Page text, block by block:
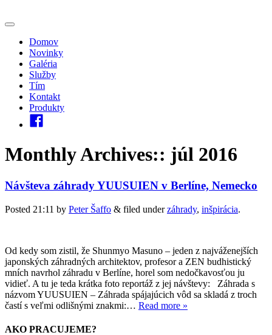
Domov
Novinky
Galéria
Služby
Tím
Kontakt
Produkty
Monthly Archives:: júl 2016
Návšteva záhrady YUUSUIEN v Berlíne, Nemecko
Posted 21:11 by Peter Šaffo & filed underzáhrady, inšpirácia.
Od kedy som zistil, že Shunmyo Masuno – jeden z najváženejších
japonských záhradných architektov, profesor a ZEN budhistický
mních navrhol záhradu v Berlíne, horel som nedočkavosťou ju
vidieť. A tu je teda krátka foto reportáž z jej návštevy: Záhrada s
názvom YUUSUIEN – Záhrada spájajúcich vôd sa skladá z troch
častí s veľmi odlišnými znakmi:… Read more »
AKO PRACUJEME?